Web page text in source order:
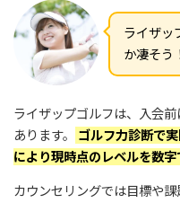
ライザッ
か凄そう
ライザップゴルフは、入会
あります。
ゴルフ力診断で
により現時点のレベルを数
カウンセリングでは目標や